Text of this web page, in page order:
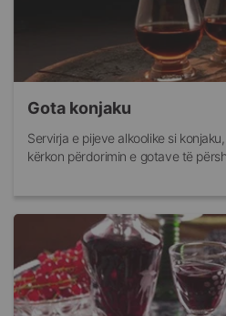
Gota konjaku
Servirja e pijeve alkoolike si
kërkon përdorimin e gotave të